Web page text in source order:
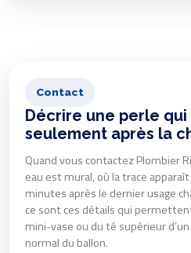
Contact
Décrire une perle
seulement après la
Quand vous contactez Plombier
eau est mural, où la trace
minutes après le dernier usage
ce sont ces détails qui
mini-vase ou du té supérieur
normal du ballon.